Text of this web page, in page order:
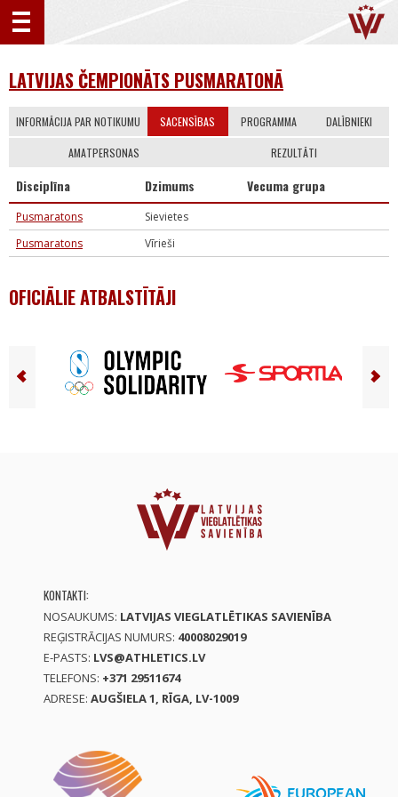
LATVIJAS ČEMPIONĀTS PUSMARATONĀ
INFORMĀCIJA PAR NOTIKUMU SACENSĪBAS PROGRAMMA DALĪBNIEKI
AMATPERSONAS REZULTĀTI
Disciplīna Dzimums Vecuma grupa
Pusmaratons
Sievietes
Pusmaratons
Vīrieši
OFICIĀLIE ATBALSTĪTĀJI
KONTAKTI:
NOSAUKUMS: LATVIJAS VIEGLATLĒTIKAS SAVIENĪBA
REĢISTRĀCIJAS NUMURS: 40008029019
E-PASTS: LVS@ATHLETICS.LV
TELEFONS: +371 29511674
ADRESE: AUGŠIELA 1, RĪGA, LV-1009